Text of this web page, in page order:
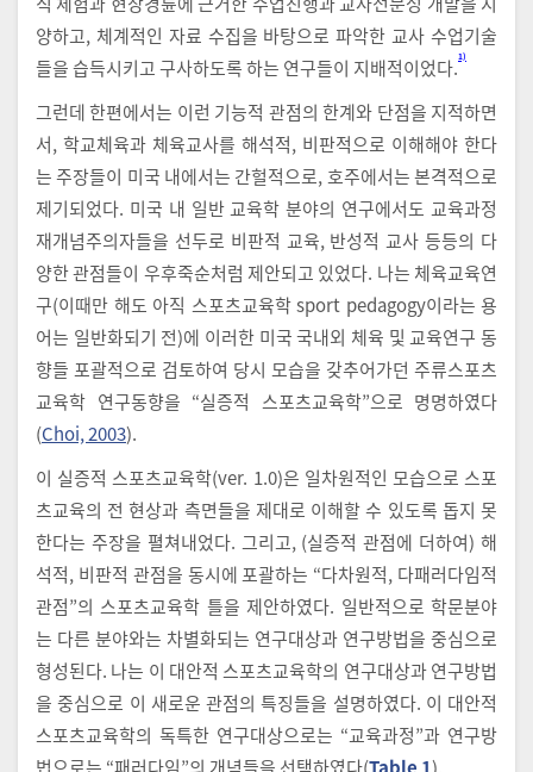
양하고, 체계적인 자료 수집을 바탕으로 파악한 교사 수업기술
들을 습득시키고 구사하도록 하는 연구들이 지배적이었다.1)
그런데 한편에서는 이런 기능적 관점의 한계와 단점을 지적하면
서, 학교체육과 체육교사를 해석적, 비판적으로 이해해야 한다
는 주장들이 미국 내에서는 간헐적으로, 호주에서는 본격적으로
제기되었다. 미국 내 일반 교육학 분야의 연구에서도 교육과정
재개념주의자들을 선두로 비판적 교육, 반성적 교사 등등의 다
양한 관점들이 우후죽순처럼 제안되고 있었다. 나는 체육교육연
구(이때만 해도 아직 스포츠교육학 sport pedagogy이라는 용
어는 일반화되기 전)에 이러한 미국 국내외 체육 및 교육연구 동
향들 포괄적으로 검토하여 당시 모습을 갖추어가던 주류스포츠
교육학 연구동향을 “실증적 스포츠교육학”으로 명명하였다
(Choi, 2003).
이 실증적 스포츠교육학(ver. 1.0)은 일차원적인 모습으로 스포
츠교육의 전 현상과 측면들을 제대로 이해할 수 있도록 돕지 못
한다는 주장을 펼쳐내었다. 그리고, (실증적 관점에 더하여) 해
석적, 비판적 관점을 동시에 포괄하는 “다차원적, 다패러다임적
관점”의 스포츠교육학 틀을 제안하였다. 일반적으로 학문분야
는 다른 분야와는 차별화되는 연구대상과 연구방법을 중심으로
형성된다. 나는 이 대안적 스포츠교육학의 연구대상과 연구방법
을 중심으로 이 새로운 관점의 특징들을 설명하였다. 이 대안적
스포츠교육학의 독특한 연구대상으로는 “교육과정”과 연구방